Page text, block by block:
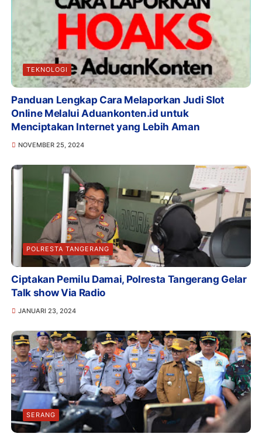
TEKNOLOGI
Panduan Lengkap Cara Melaporkan Judi Slot
Online Melalui Aduankonten.id untuk
Menciptakan Internet yang Lebih Aman
NOVEMBER 25, 2024
POLRESTA TANGERANG
Ciptakan Pemilu Damai, Polresta Tangerang Gelar
Talk show Via Radio
JANUARI 23, 2024
SERANG